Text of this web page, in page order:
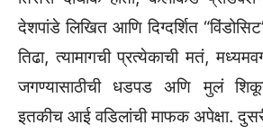
देशपांडे लिखित आणि दिग्दर्शित
तिढा, त्यामागची प्रत्येकाची मतं,
जगण्यासाठीची धडपड अणि मुलं
इतकीच आई वडिलांची माफक अपेक्षा.